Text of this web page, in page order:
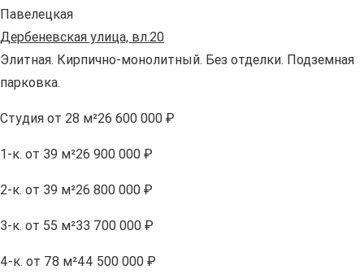
Павелецкая
Дербеневская улица, вл.20
Элитная. Кирпично-монолитный. Без отделки. Подземная
парковка.
Студия от 28 м²26 600 000 ₽
1-к. от 39 м²26 900 000 ₽
2-к. от 39 м²26 800 000 ₽
3-к. от 55 м²33 700 000 ₽
4-к. от 78 м²44 500 000 ₽